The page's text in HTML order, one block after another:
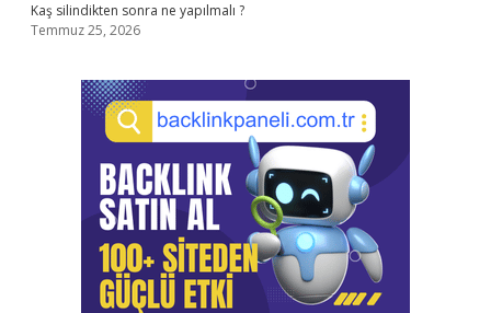
Kaş silindikten sonra ne yapılmalı ?
Temmuz 25, 2026